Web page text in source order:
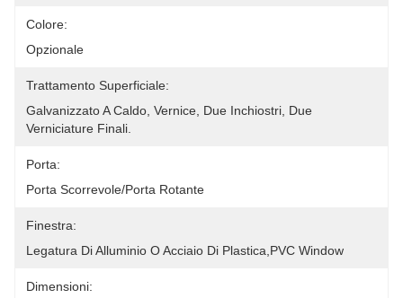
Colore:
Opzionale
Trattamento Superficiale:
Galvanizzato A Caldo, Vernice, Due Inchiostri, Due
Verniciature Finali.
Porta:
Porta Scorrevole/porta Rotante
Finestra:
Legatura Di Alluminio O Acciaio Di Plastica,PVC Window
Dimensioni: